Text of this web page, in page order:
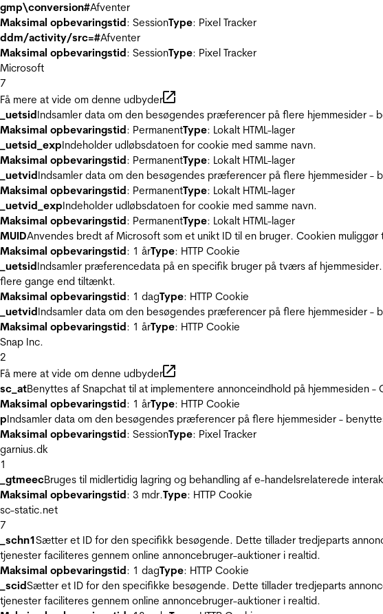
gmp\conversion#Afventer
Maksimal opbevaringstid: SessionType: Pixel Tracker
ddm/activity/src=#Afventer
Maksimal opbevaringstid: SessionType: Pixel Tracker
Microsoft
7
Få mere at vide om denne udbyder
_uetsidIndsamler data om den besøgendes præferencer på flere hjemmesider -
Maksimal opbevaringstid: PermanentType: Lokalt HTML-lager
_uetsid_expIndeholder udløbsdatoen for cookie med samme navn.
Maksimal opbevaringstid: PermanentType: Lokalt HTML-lager
_uetvidIndsamler data om den besøgendes præferencer på flere hjemmesider
Maksimal opbevaringstid: PermanentType: Lokalt HTML-lager
_uetvid_expIndeholder udløbsdatoen for cookie med samme navn.
Maksimal opbevaringstid: PermanentType: Lokalt HTML-lager
MUIDAnvendes bredt af Microsoft som et unikt ID til en bruger. Cookien
Maksimal opbevaringstid: 1 årType: HTTP Cookie
_uetsidIndsamler præferencedata på en specifik bruger på tværs af
flere gange end tiltænkt.
Maksimal opbevaringstid: 1 dagType: HTTP Cookie
_uetvidIndsamler data om den besøgendes præferencer på flere hjemmesider
Maksimal opbevaringstid: 1 årType: HTTP Cookie
Snap Inc.
2
Få mere at vide om denne udbyder
sc_atBenyttes af Snapchat til at implementere annonceindhold på
Maksimal opbevaringstid: 1 årType: HTTP Cookie
pIndsamler data om den besøgendes præferencer på flere hjemmesider -
Maksimal opbevaringstid: SessionType: Pixel Tracker
garnius.dk
1
_gtmeecBruges til midlertidig lagring og behandling af e-handelsrelaterede
Maksimal opbevaringstid: 3 mdr.Type: HTTP Cookie
sc-static.net
7
_schn1Sætter et ID for den specifikk besøgende. Dette tillader tredjeparts
tjenester faciliteres gennem online annoncebruger-auktioner i realtid.
Maksimal opbevaringstid: 1 dagType: HTTP Cookie
_scidSætter et ID for den specifikke besøgende. Dette tillader tredjeparts
tjenester faciliteres gennem online annoncebruger-auktioner i realtid.